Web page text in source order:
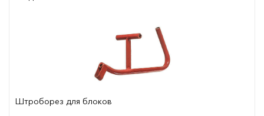
Штроборез для блоков